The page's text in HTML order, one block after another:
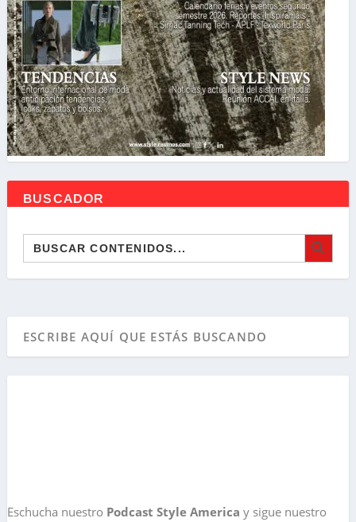
BUSCADOR
Buscar: BOTÓN DE
Eschucha nuestro Podcast Style America y sigue nuestro